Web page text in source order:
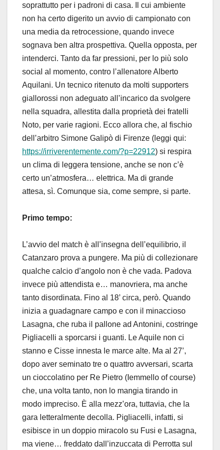
soprattutto per i padroni di casa. Il cui ambiente
non ha certo digerito un avvio di campionato con
una media da retrocessione, quando invece
sognava ben altra prospettiva. Quella opposta, per
intenderci. Tanto da far pressioni, per lo più solo
social al momento, contro l’allenatore Alberto
Aquilani. Un tecnico ritenuto da molti supporters
giallorossi non adeguato all’incarico da svolgere
nella squadra, allestita dalla proprietà dei fratelli
Noto, per varie ragioni. Ecco allora che, al fischio
dell’arbitro Simone Galipò di Firenze (leggi qui:
https://irriverentemente.com/?p=22912) si respira
un clima di leggera tensione, anche se non c’è
certo un’atmosfera… elettrica. Ma di grande
attesa, sì. Comunque sia, come sempre, si parte.
Primo tempo:
L’avvio del match è all’insegna dell’equilibrio, il
Catanzaro prova a pungere. Ma più di collezionare
qualche calcio d’angolo non è che vada. Padova
invece più attendista e… manovriera, ma anche
tanto disordinata. Fino al 18’ circa, però. Quando
inizia a guadagnare campo e con il minaccioso
Lasagna, che ruba il pallone ad Antonini, costringe
Pigliacelli a sporcarsi i guanti. Le Aquile non ci
stanno e Cisse innesta le marce alte. Ma al 27’,
dopo aver seminato tre o quattro avversari, scarta
un cioccolatino per Re Pietro (Iemmello of course)
che, una volta tanto, non lo mangia tirando in
modo impreciso. È alla mezz’ora, tuttavia, che la
gara letteralmente decolla. Pigliacelli, infatti, si
esibisce in un doppio miracolo su Fusi e Lasagna,
ma viene… freddato dall’inzuccata di Perrotta sul